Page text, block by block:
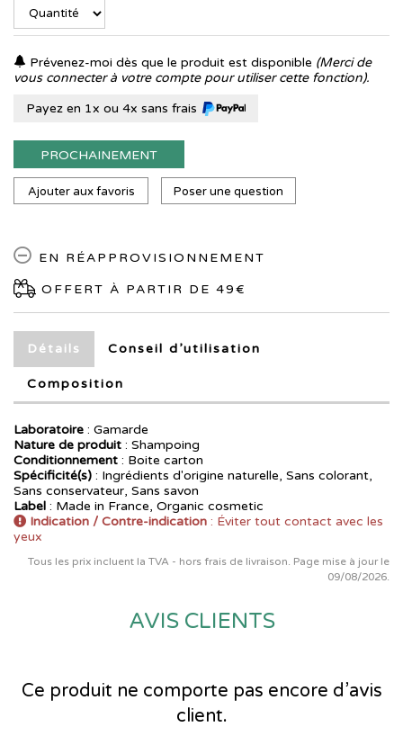
Prévenez-moi dès que le produit est disponible (Merci de
vous connecter à votre compte pour utiliser cette fonction).
Payez en 1x ou 4x sans frais
PROCHAINEMENT
Ajouter aux favoris Poser une question
EN RÉAPPROVISIONNEMENT
OFFERT À PARTIR DE 49€
Détails Conseil d’utilisation
Composition
Laboratoire : Gamarde
Nature de produit : Shampoing
Conditionnement : Boite carton
Spécificité(s) : Ingrédients d'origine naturelle, Sans colorant,
Sans conservateur, Sans savon
Label : Made in France, Organic cosmetic
Indication / Contre-indication : Éviter tout contact avec les
yeux
Tous les prix incluent la TVA - hors frais de livraison. Page mise à jour le
09/08/2026.
AVIS CLIENTS
Ce produit ne comporte pas encore d’avis
client.